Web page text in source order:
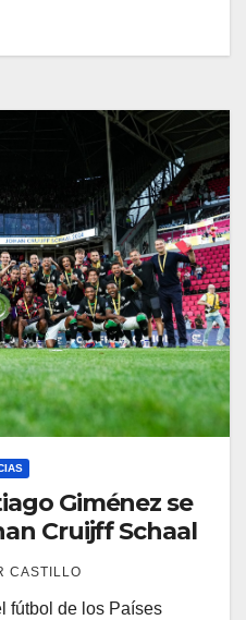
Giménez se
Cruijff Schaal
CASTILLO
fútbol de los Países